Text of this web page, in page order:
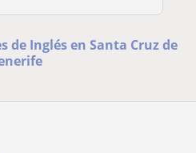
de Inglés en Santa Cruz de